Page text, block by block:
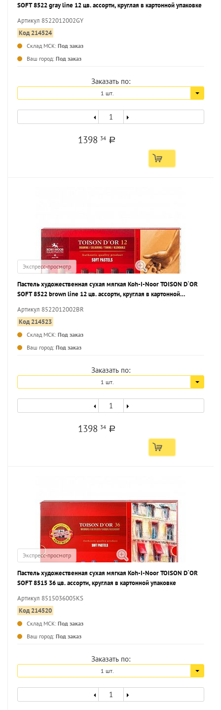
SOFT 8522 gray line 12 цв. ассорти, круглая в картонной упаковке
Артикул 8522012002GY
Код 214524
Склад МСК: Под заказ
Ваш город: Под заказ
Заказать по:
1 шт.
1398 34 a
Экспресс-просмотр
Пастель художественная сухая мягкая Koh-I-Noor TOISON D`OR
SOFT 8522 brown line 12 цв. ассорти, круглая в картонной
Артикул 8522012002BR
Код 214523
Склад МСК: Под заказ
Ваш город: Под заказ
Заказать по:
1 шт.
1398 34 a
Экспресс-просмотр
Пастель художественная сухая мягкая Koh-I-Noor TOISON D`OR
SOFT 8515 36 цв. ассорти, круглая в картонной упаковке
Артикул 8515036005KS
Код 214520
Склад МСК: Под заказ
Ваш город: Под заказ
Заказать по:
1 шт.